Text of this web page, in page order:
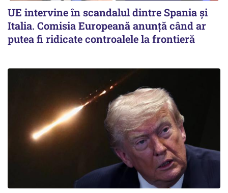
UE intervine în scandalul dintre Spania și
Italia. Comisia Europeană anunță când ar
putea fi ridicate controalele la frontieră